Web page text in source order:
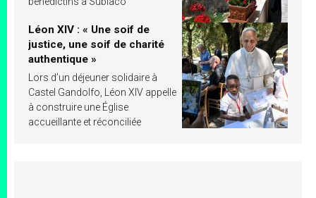
Léon XIV : « Une soif de
justice, une soif de charité
authentique »
Lors d’un déjeuner solidaire à
Castel Gandolfo, Léon XIV appelle
à construire une Église
accueillante et réconciliée